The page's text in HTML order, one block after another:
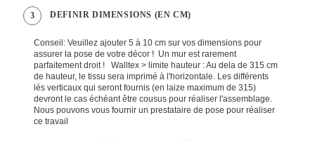
3 DEFINIR DIMENSIONS (EN CM)
Conseil: Veuillez ajouter 5 à 10 cm sur vos dimensions pour
assurer la pose de votre décor ! Un mur est rarement
parfaitement droit ! Walltex > limite hauteur : Au dela de 315 cm
de hauteur, le tissu sera imprimé à l'horizontale. Les différents
lés verticaux qui seront fournis (en laize maximum de 315)
devront le cas échéant être cousus pour réaliser l'assemblage.
Nous pouvons vous fournir un prestataire de pose pour réaliser
ce travail